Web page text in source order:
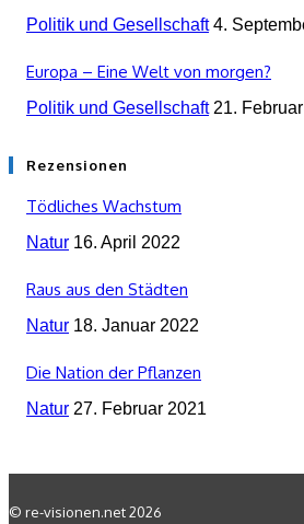
Politik und Gesellschaft 4.
Europa – Eine Welt von morgen?
Politik und Gesellschaft 21.
Rezensionen
Tödliches Wachstum
Natur 16. April 2022
Raus aus den Städten
Natur 18. Januar 2022
Die Nation der Pflanzen
Natur 27. Februar 2021
© re-visionen.net 2026